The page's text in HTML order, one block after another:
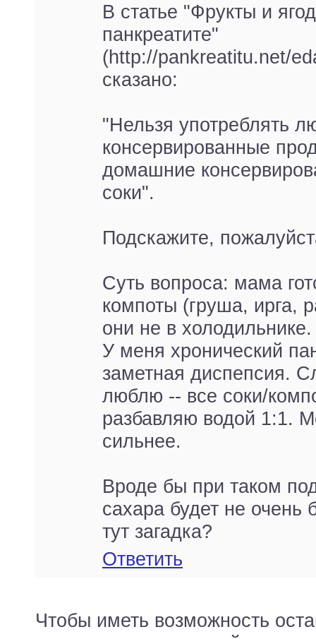
В статье "Фрукты и
панкреатите"
(http://pankreatitu.net/
сказано:
"Нельзя употреблять
консервированные
домашние
соки".
Подскажите,
Суть вопроса: мама
компоты (груша, ирга,
они не в холодильнике.
У меня хронический
заметная диспепсия.
люблю -- все соки/
разбавляю водой 1:1.
сильнее.
Вроде бы при таком
сахара будет не
тут загадка?
Ответить
Чтобы иметь возможность